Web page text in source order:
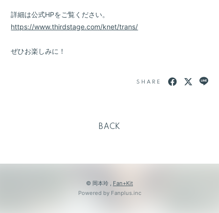
詳細は公式HPをご覧ください。
https://www.thirdstage.com/knet/trans/
ぜひお楽しみに！
SHARE
BACK
© 岡本玲 , Fan+Kit
Powered by Fanplus.inc